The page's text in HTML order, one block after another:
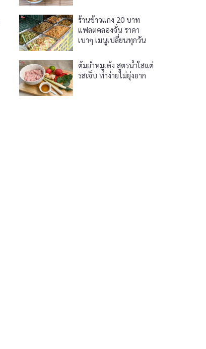
ร้านข้าวแกง 20 บาท
แฟลตคลองจั่น ราคา
เบาๆ เมนูเปลี่ยนทุกวัน
ต้มยำหมูเด้ง สูตรน้ำใสแต่
รสเจ็บ ทำง่ายไม่ยุ่งยาก